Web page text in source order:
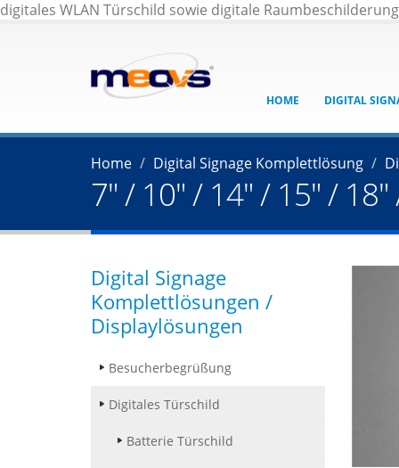
digitales WLAN Türschild sowie digitale
HOME DIGITAL
Home Digital Signage Komplettlösung
7" / 10" / 14" / 15" /
Digital Signage
Komplettlösungen /
Displaylösungen
Besucherbegrüßung
Digitales Türschild
Batterie Türschild